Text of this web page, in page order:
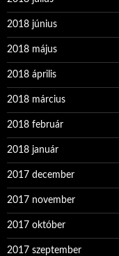
2018 június
2018 május
2018 április
2018 március
2018 február
2018 január
2017 december
2017 november
2017 október
2017 szeptember